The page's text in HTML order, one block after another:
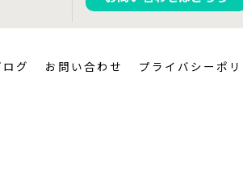
グ お問い合わせ プライバシーポリ